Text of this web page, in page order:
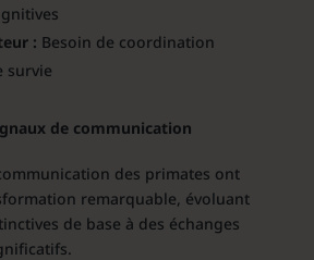
: Besoin de coordination
survie
de communication
des primates ont
remarquable, évoluant
de base à des échanges